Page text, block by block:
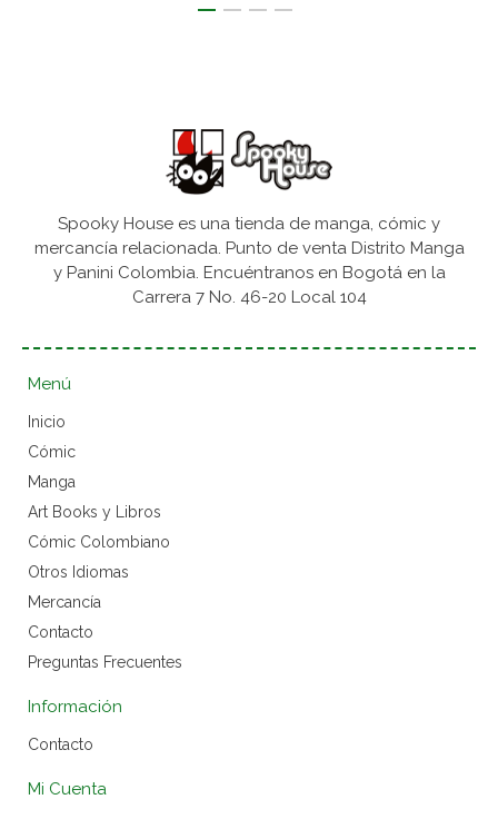
Spooky House es una tienda de manga, cómic y
mercancía relacionada. Punto de venta Distrito Manga
y Panini Colombia. Encuéntranos en Bogotá en la
Carrera 7 No. 46-20 Local 104
Menú
Inicio
Cómic
Manga
Art Books y Libros
Cómic Colombiano
Otros Idiomas
Mercancía
Contacto
Preguntas Frecuentes
Información
Contacto
Mi Cuenta